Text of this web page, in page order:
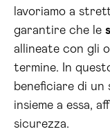
lavoriamo a
garantire che le
allineate con gli
termine. In
beneficiare di un
insieme a essa,
sicurezza.